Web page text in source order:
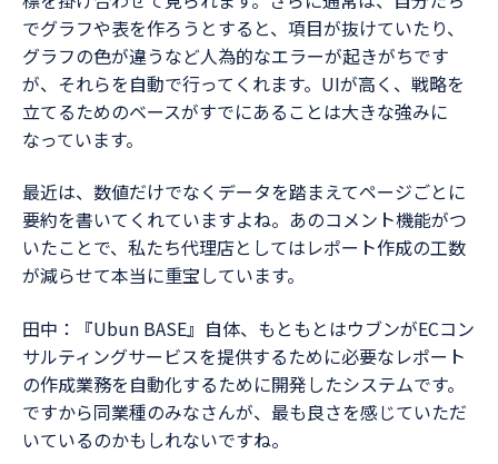
でグラフや表を作ろうとすると、項目が抜けていたり、
グラフの色が違うなど人為的なエラーが起きがちです
が、それらを自動で行ってくれます。UIが高く、戦略を
立てるためのベースがすでにあることは大きな強みに
なっています。
最近は、数値だけでなくデータを踏まえてページごとに
要約を書いてくれていますよね。あのコメント機能がつ
いたことで、私たち代理店としてはレポート作成の工数
が減らせて本当に重宝しています。
田中：『Ubun BASE』自体、もともとはウブンがECコン
サルティングサービスを提供するために必要なレポート
の作成業務を自動化するために開発したシステムです。
ですから同業種のみなさんが、最も良さを感じていただ
いているのかもしれないですね。